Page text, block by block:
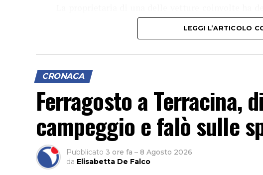
video pubblicato sui social, nella speranza
Al momento, infatti, non risulta che qualcuno
nonostante il lungomare fosse particolarmente
LEGGI L’ARTICOLO
CRONACA
Ferragosto a Terracina,
campeggio e falò sulle
Pubblicato 3 ore fa – 8 Agosto 2026
da Elisabetta De Falco